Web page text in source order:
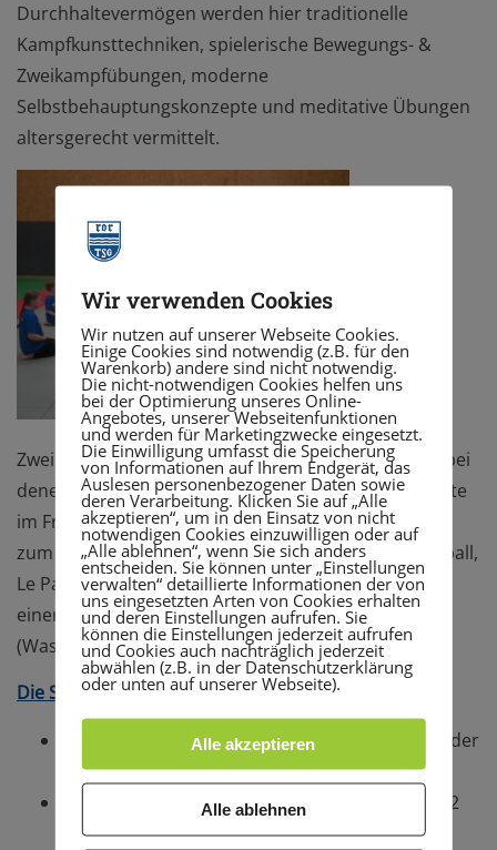
Durchhaltevermögen werden hier traditionelle
Kampfkunsttechniken, spielerische Bewegungs- &
Zweikampfübungen, moderne
Selbstbehauptungskonzepte und meditative Übungen
altersgerecht vermittelt.
Zwei Wochen später starten dann die Sportcamps, bei
denen die Kinder täglich verschiedene Sportangebote
im Freien und in der Halle ausprobieren können wie
zum Beispiel Bouldern, Leichtathletik, Fußball, Baseball,
Le Parcour und vieles mehr. Die Kinder werden mit
einer warmen Mahlzeit und ausreichend Trinken
(Wasser & Apfelsaftschorle) versorgt.
Die Sportcamps im Überblick:
12.-16.08.2019: Sportcamp für Kindergartenkinder
(4-6 Jahre)
19.-23.08.2019: Sportcamp für Schulkinder (6-12
Jahre)
Wir verwenden Cookies
Wir nutzen auf unserer Webseite Cookies.
Einige Cookies sind notwendig (z.B. für den
Warenkorb) andere sind nicht notwendig.
Die nicht-notwendigen Cookies helfen uns
bei der Optimierung unseres Online-
Angebotes, unserer Webseitenfunktionen
und werden für Marketingzwecke eingesetzt.
Die Einwilligung umfasst die Speicherung
von Informationen auf Ihrem Endgerät, das
Auslesen personenbezogener Daten sowie
deren Verarbeitung. Klicken Sie auf „Alle
akzeptieren“, um in den Einsatz von nicht
notwendigen Cookies einzuwilligen oder auf
„Alle ablehnen“, wenn Sie sich anders
entscheiden. Sie können unter „Einstellungen
verwalten“ detaillierte Informationen der von
uns eingesetzten Arten von Cookies erhalten
und deren Einstellungen aufrufen. Sie
können die Einstellungen jederzeit aufrufen
und Cookies auch nachträglich jederzeit
abwählen (z.B. in der Datenschutzerklärung
oder unten auf unserer Webseite).
Alle akzeptieren
Alle ablehnen